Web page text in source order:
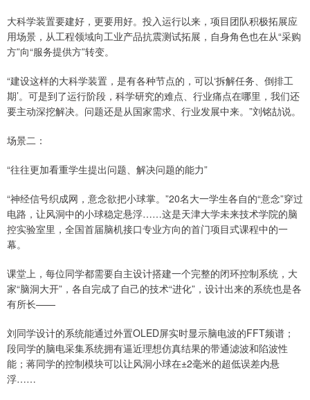
大科学装置要建好，更要用好。投入运行以来，项目团队积极拓展应
用场景，从工程领域向工业产品抗震测试拓展，自身角色也在从“采购
方”向“服务提供方”转变。
“建设这样的大科学装置，是有各种节点的，可以‘拆解任务、倒排工
期’。可是到了运行阶段，科学研究的难点、行业痛点在哪里，我们还
要主动深挖解决。问题还是从国家需求、行业发展中来。”刘铭劼说。
场景二：
“往往更加看重学生提出问题、解决问题的能力”
“神经信号织成网，意念欲把小球掌。”20名大一学生各自的“意念”穿过
电路，让风洞中的小球稳定悬浮……这是天津大学未来技术学院的脑
控实验室里，全国首届脑机接口专业方向的首门项目式课程中的一
幕。
课堂上，每位同学都需要自主设计搭建一个完整的闭环控制系统，大
家“脑洞大开”，各自完成了自己的技术“进化”，设计出来的系统也是各
有所长——
刘同学设计的系统能通过外置OLED屏实时显示脑电波的FFT频谱；
段同学的脑电采集系统拥有逼近理想仿真结果的带通滤波和陷波性
能；蒋同学的控制模块可以让风洞小球在±2毫米的超低误差内悬
浮……